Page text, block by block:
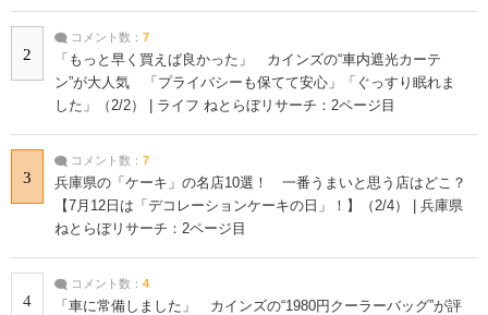
2
コメント数： 7
「もっと早く買えば良かった」 カインズの“車内遮光カーテ
ン”が大人気 「プライバシーも保てて安心」「ぐっすり眠れま
した」（2/2） | ライフ ねとらぼリサーチ：2ページ目
3
コメント数： 7
兵庫県の「ケーキ」の名店10選！ 一番うまいと思う店はどこ？
【7月12日は「デコレーションケーキの日」！】（2/4） | 兵庫県
ねとらぼリサーチ：2ページ目
4
コメント数： 4
「車に常備しました」 カインズの“1980円クーラーバッグ”が評